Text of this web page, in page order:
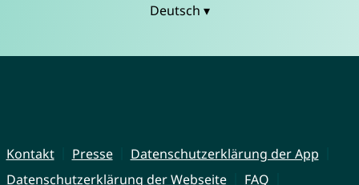
Deutsch ▾
Kontakt Presse
Datenschutzerklärung der App
Datenschutzerklärung der Webseite
FAQ